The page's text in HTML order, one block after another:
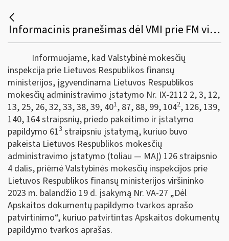
Informacinis pranešimas dėl VMI prie FM viršininko 2023 m. balandžio 19 d. įsakymo Nr. VA-27 „Dėl apskaitos dokumentų papildymo tvarkos aprašo patvirtinimo“
Informuojame, kad Valstybinė mokesčių
inspekcija prie Lietuvos Respublikos finansų
ministerijos, įgyvendinama Lietuvos Respublikos
mokesčių administravimo įstatymo Nr. IX-2112 2, 3, 12,
13, 25, 26, 32, 33, 38, 39, 401, 87, 88, 99, 1042, 126, 139,
140, 164 straipsnių, priedo pakeitimo ir įstatymo
papildymo 613 straipsniu įstatymą, kuriuo buvo
pakeista Lietuvos Respublikos mokesčių
administravimo įstatymo (toliau — MAĮ) 126 straipsnio
4 dalis, priėmė Valstybinės mokesčių inspekcijos prie
Lietuvos Respublikos finansų ministerijos viršininko
2023 m. balandžio 19 d. įsakymą Nr. VA-27 „Dėl
Apskaitos dokumentų papildymo tvarkos aprašo
patvirtinimo“, kuriuo patvirtintas Apskaitos dokumentų
papildymo tvarkos aprašas.